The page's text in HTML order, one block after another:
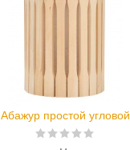
Абажур простой угловой